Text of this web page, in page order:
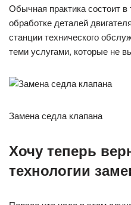
Обычная практика состоит
обработке деталей
станции технического
теми услугами, которые не
Замена седла клапана
Хочу теперь
технологии